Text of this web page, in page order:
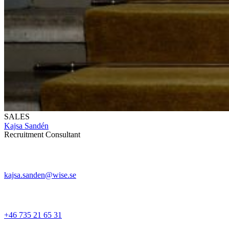
SALES
Kajsa Sandén
Recruitment Consultant
kajsa.sanden@wise.se
+46 735 21 65 31